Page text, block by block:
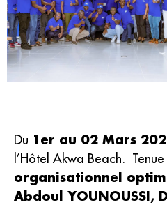
Du 1er au 02 Mars
l’Hôtel Akwa Beach.
organisationnel
Abdoul YOUNOUSSI,